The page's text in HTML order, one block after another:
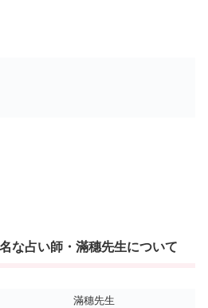
な占い師・滿穗先生について
滿穗先生